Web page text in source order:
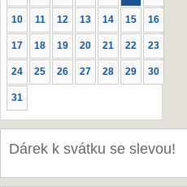
10 11 12 13 14 15 16
17 18 19 20 21 22 23
24 25 26 27 28 29 30
31
Dárek k svátku se slevou!